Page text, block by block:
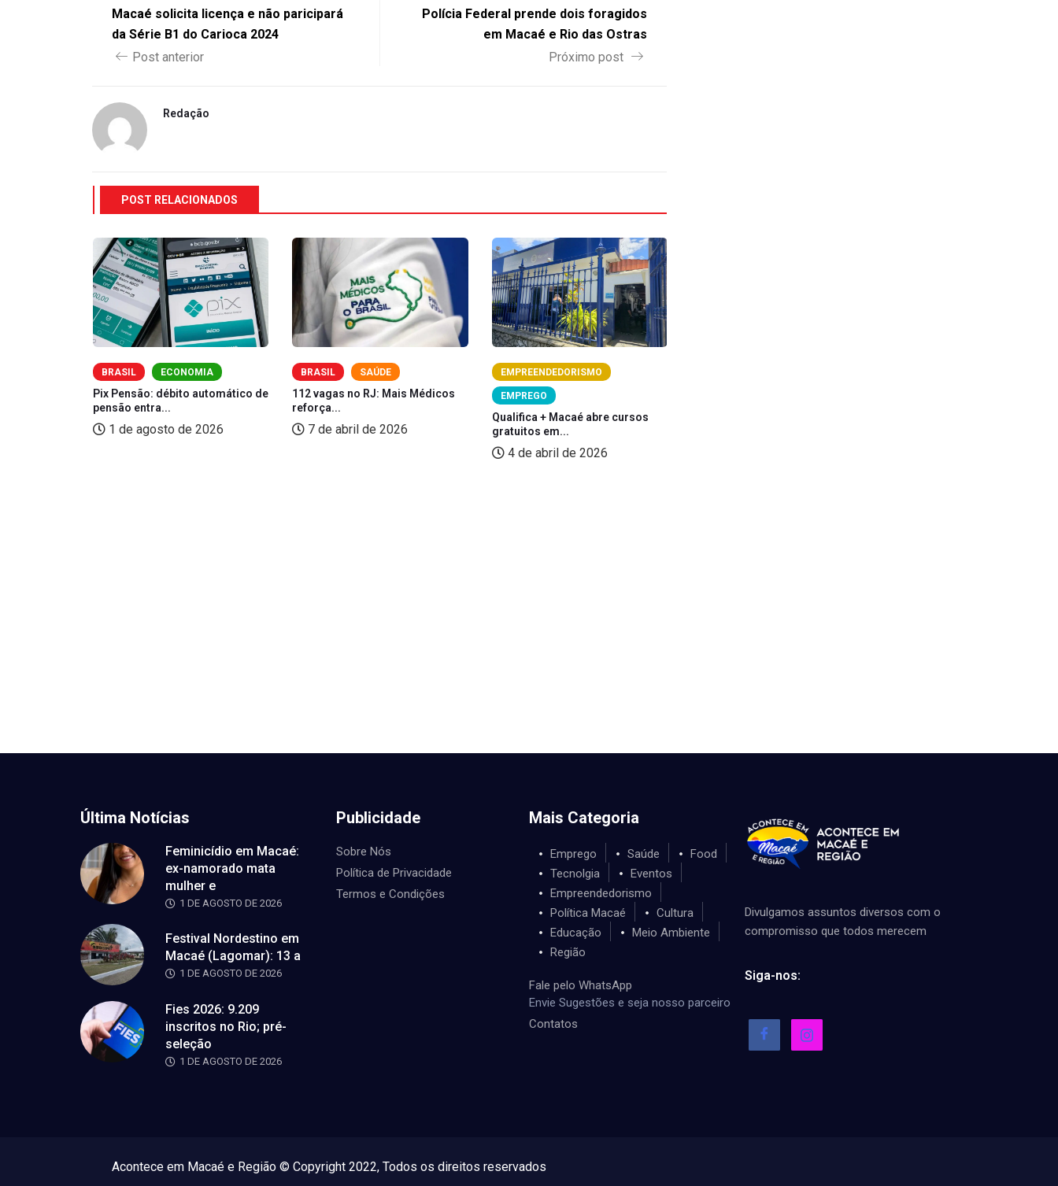
Macaé solicita licença e não paricipará
da Série B1 do Carioca 2024
Post anterior
Polícia Federal prende dois foragidos
em Macaé e Rio das Ostras
Próximo post
Redação
POST RELACIONADOS
BRASIL ECONOMIA
Pix Pensão: débito automático de
pensão entra...
1 de agosto de 2026
BRASIL SAÚDE
112 vagas no RJ: Mais Médicos
reforça...
7 de abril de 2026
EMPREENDEDORISMO
EMPREGO
Qualifica + Macaé abre cursos
gratuitos em...
4 de abril de 2026
Última Notícias
Feminicídio em Macaé:
ex-namorado mata
mulher e
1 DE AGOSTO DE 2026
Festival Nordestino em
Macaé (Lagomar): 13 a
1 DE AGOSTO DE 2026
Fies 2026: 9.209
inscritos no Rio; pré-
seleção
1 DE AGOSTO DE 2026
Publicidade
Sobre Nós
Política de Privacidade
Termos e Condições
Mais Categoria
Emprego Saúde
Food
Tecnolgia
Eventos
Empreendedorismo
Política Macaé
Cultura
Educação
Meio Ambiente
Região
Fale pelo WhatsApp
Envie Sugestões e seja nosso parceiro
Contatos
Divulgamos assuntos diversos com o
compromisso que todos merecem
Siga-nos:
Acontece em Macaé e Região © Copyright 2022, Todos os direitos reservados